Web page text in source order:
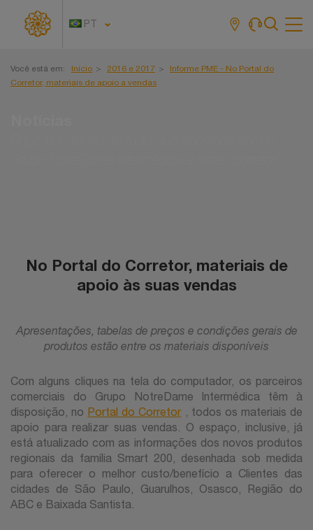
PT
Você está em: Início 2016 e 2017
Informe PME - No Portal do
Corretor, materiais de apoio a vendas
No Portal do Corretor, materiais de
apoio às suas vendas
Apresentações, tabelas de preços e condições gerais de
produtos estão entre os materiais disponíveis
Com alguns cliques na tela do computador, os parceiros
comerciais do Grupo NotreDame Intermédica têm à
disposição, no Portal do Corretor , todos os materiais de
apoio para realizar suas vendas. O espaço, inclusive, já
está atualizado com as informações dos novos produtos
regionais da família Smart 200, desenhada sob medida
para oferecer o melhor custo/benefício a Clientes das
cidades de São Paulo, Guarulhos, Osasco, Região do
ABC e Baixada Santista.